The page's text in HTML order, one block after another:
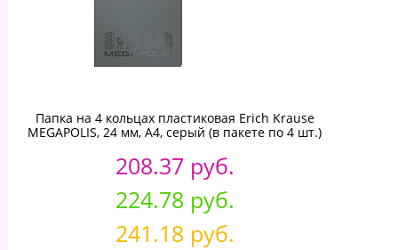
Папка на 4 кольцах пластиковая Erich Krause
MEGAPOLIS, 24 мм, А4, серый (в пакете по 4 шт.)
208.37 руб.
224.78 руб.
241.18 руб.